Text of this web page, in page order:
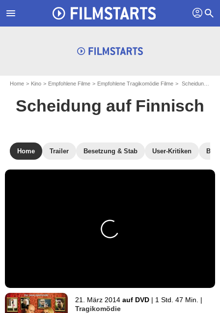
menu profil search
Home Kino Empfohlene Filme Empfohlene Tragikomödie Filme Scheidung auf Finnisch
Scheidung auf Finnisch
Home Trailer Besetzung & Stab User-Kritiken Blu-
21. März 2014 auf DVD | 1 Std. 47 Min. |
Tragikomödie